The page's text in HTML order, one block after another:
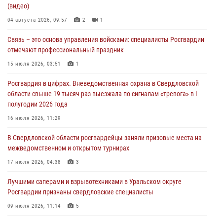
города в Екатеринбурге
03 августа 2026, 07:43 3
Росгвардия приняла участие в межведомственном
антитеррористическом учении в Свердловской области
31 июля 2026, 12:27 1
Росгвардия обеспечивает безопасность граждан на южном
направлении
31 июля 2026, 06:56
рассказал об итогах работы подразделения в эфире телекомпании
«Телекон»
30 июля 2026, 11:33 1
(видео)
04 августа 2026, 09:57 2 1
Связь – это основа управления войсками: специалисты Росгвардии
отмечают профессиональный праздник
15 июля 2026, 03:51 1
Росгвардия в цифрах. Вневедомственная охрана в Свердловской
области свыше 19 тысяч раз выезжала по сигналам «тревога» в I
полугодии 2026 года
16 июля 2026, 11:29
В Свердловской области росгвардейцы заняли призовые места на
межведомственном и открытом турнирах
17 июля 2026, 04:38 3
Лучшими саперами и взрывотехниками в Уральском округе
Росгвардии признаны свердловские специалисты
09 июля 2026, 11:14 5